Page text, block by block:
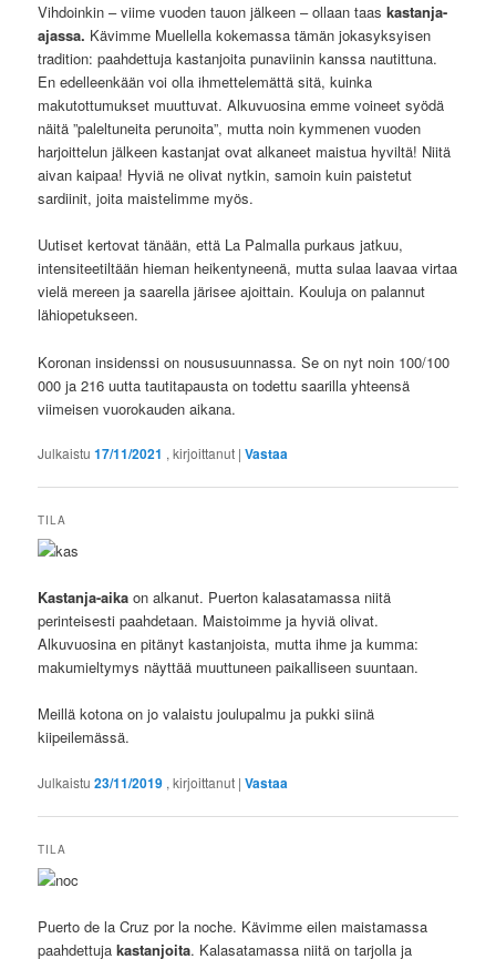
Vihdoinkin – viime vuoden tauon jälkeen – ollaan taaskastanja-
ajassa. Kävimme Muellella kokemassa tämän jokasyksyisen
tradition: paahdettuja kastanjoita punaviinin kanssa nautittuna.
En edelleenkään voi olla ihmettelemättä sitä, kuinka
makutottumukset muuttuvat. Alkuvuosina emme voineet syödä
näitä ”paleltuneita perunoita”, mutta noin kymmenen vuoden
harjoittelun jälkeen kastanjat ovat alkaneet maistua hyviltä! Niitä
aivan kaipaa! Hyviä ne olivat nytkin, samoin kuin paistetut
sardiinit, joita maistelimme myös.
Uutiset kertovat tänään, että La Palmalla purkaus jatkuu,
intensiteetiltään hieman heikentyneenä, mutta sulaa laavaa virtaa
vielä mereen ja saarella järisee ajoittain. Kouluja on palannut
lähiopetukseen.
Koronan insidenssi on noususuunnassa. Se on nyt noin 100/100
000 ja 216 uutta tautitapausta on todettu saarilla yhteensä
viimeisen vuorokauden aikana.
Julkaistu17/11/2021 , kirjoittanut |Vastaa
TILA
Kastanja-aikaon alkanut. Puerton kalasatamassa niitä
perinteisesti paahdetaan. Maistoimme ja hyviä olivat.
Alkuvuosina en pitänyt kastanjoista, mutta ihme ja kumma:
makumieltymys näyttää muuttuneen paikalliseen suuntaan.
Meillä kotona on jo valaistu joulupalmu ja pukki siinä
kiipeilemässä.
Julkaistu23/11/2019 , kirjoittanut |Vastaa
TILA
Puerto de la Cruz por la noche. Kävimme eilen maistamassa
paahdettujakastanjoita. Kalasatamassa niitä on tarjolla ja